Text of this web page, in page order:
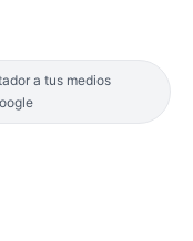
a tus medios